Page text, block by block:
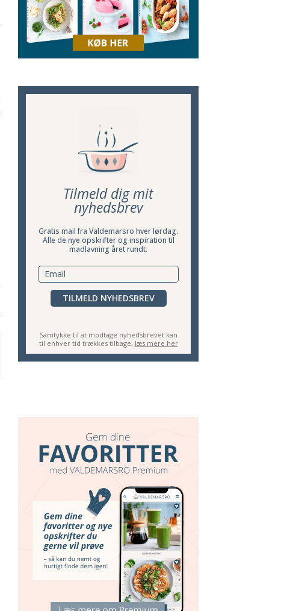
Tilmeld dig mit
nyhedsbrev
Gratis mail fra Valdemarsro hver lørdag.
Alle de nye opskrifter og inspiration til
madlavning året rundt.
TILMELD NYHEDSBREV
Samtykke til at modtage nyhedsbrevet kan
til enhver tid trækkes tilbage, læs mere her